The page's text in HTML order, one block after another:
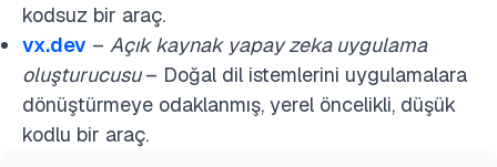
kodsuz bir araç.
vx.dev – Açık kaynak yapay zeka uygulama
oluşturucusu– Doğal dil istemlerini uygulamalara
dönüştürmeye odaklanmış, yerel öncelikli, düşük
kodlu bir araç.